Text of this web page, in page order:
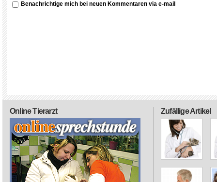
Benachrichtige mich bei neuen Kommentaren via e-mail
Zufällige Artikel
Online Tierarzt